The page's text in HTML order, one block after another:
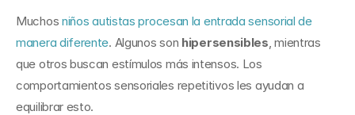
Muchos niños autistas procesan la entrada sensorial de
manera diferente. Algunos son hipersensibles, mientras
que otros buscan estímulos más intensos. Los
comportamientos sensoriales repetitivos les ayudan a
equilibrar esto.